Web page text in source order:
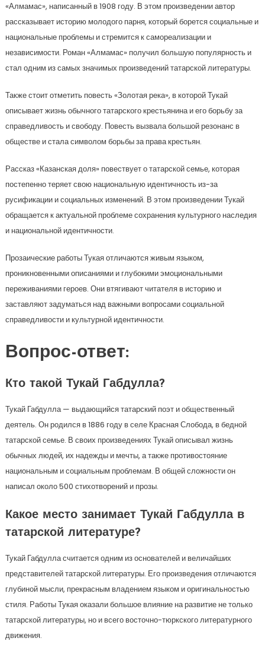
«Алмамас», написанный в 1908 году. В этом произведении автор
рассказывает историю молодого парня, который борется социальные и
национальные проблемы и стремится к самореализации и
независимости. Роман «Алмамас» получил большую популярность и
стал одним из самых значимых произведений татарской литературы.
Также стоит отметить повесть «Золотая река», в которой Тукай
описывает жизнь обычного татарского крестьянина и его борьбу за
справедливость и свободу. Повесть вызвала большой резонанс в
обществе и стала символом борьбы за права крестьян.
Рассказ «Казанская доля» повествует о татарской семье, которая
постепенно теряет свою национальную идентичность из-за
русификации и социальных изменений. В этом произведении Тукай
обращается к актуальной проблеме сохранения культурного наследия
и национальной идентичности.
Прозаические работы Тукая отличаются живым языком,
проникновенными описаниями и глубокими эмоциональными
переживаниями героев. Они втягивают читателя в историю и
заставляют задуматься над важными вопросами социальной
справедливости и культурной идентичности.
Вопрос-ответ:
Кто такой Тукай Габдулла?
Тукай Габдулла — выдающийся татарский поэт и общественный
деятель. Он родился в 1886 году в селе Красная Слобода, в бедной
татарской семье. В своих произведениях Тукай описывал жизнь
обычных людей, их надежды и мечты, а также противостояние
национальным и социальным проблемам. В общей сложности он
написал около 500 стихотворений и прозы.
Какое место занимает Тукай Габдулла в
татарской литературе?
Тукай Габдулла считается одним из основателей и величайших
представителей татарской литературы. Его произведения отличаются
глубиной мысли, прекрасным владением языком и оригинальностью
стиля. Работы Тукая оказали большое влияние на развитие не только
татарской литературы, но и всего восточно-тюркского литературного
движения.